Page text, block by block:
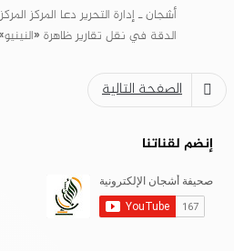
أشجان ـ إدارة التحرير دعا المركز
الدقة في نقل تقارير ظاهرة
الصفحة التالية
إنضم لقناتنا